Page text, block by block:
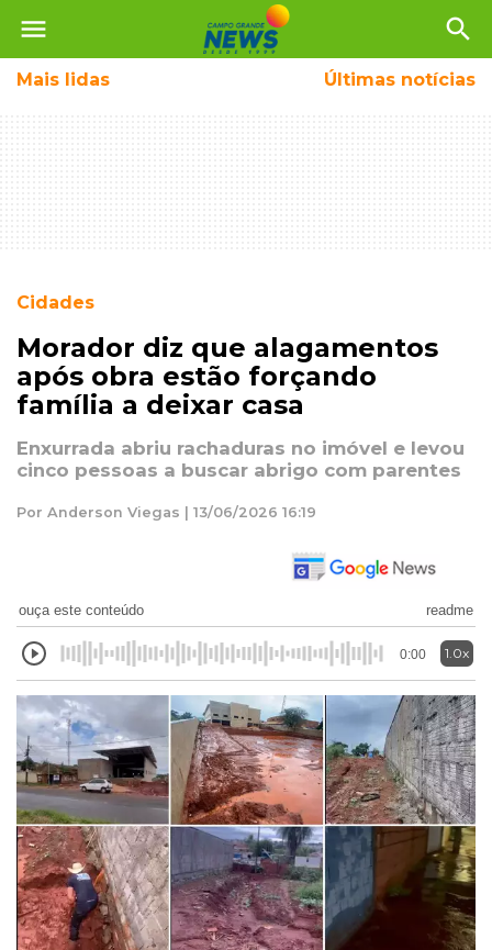
menu search
Mais lidas Últimas notícias
Cidades
Morador diz que alagamentos
após obra estão forçando
família a deixar casa
Enxurrada abriu rachaduras no imóvel e levou
cinco pessoas a buscar abrigo com parentes
Por Anderson Viegas | 13/06/2026 16:19
ouça este conteúdo readme
0:00 1.0x